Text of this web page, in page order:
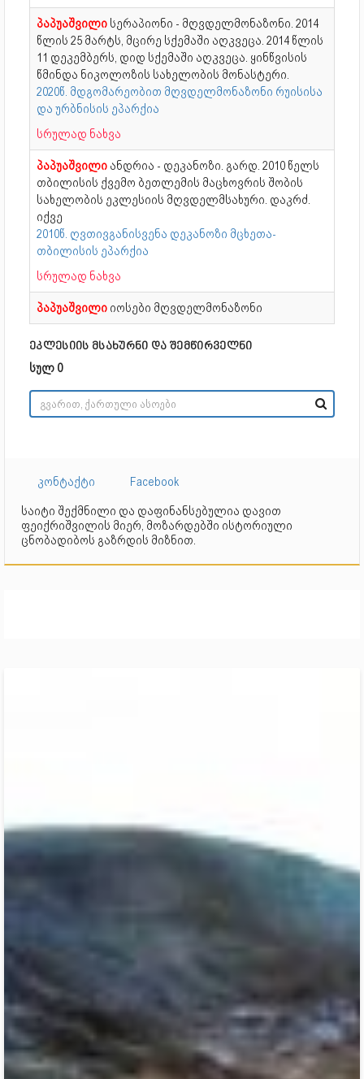
პაპუაშვილი სერაპიონი - მღვდელმონაზონი. 2014
წლის 25 მარტს, მცირე სქემაში აღკვეცა. 2014 წლის
11 დეკემბერს, დიდ სქემაში აღკვეცა. ყინწვისის
წმინდა ნიკოლოზის სახელობის მონასტერი.
2020წ. მდგომარეობით მღვდელმონაზონი რუისისა
და ურბნისის ეპარქია
სრულად ნახვა
პაპუაშვილი ანდრია - დეკანოზი. გარდ. 2010 წელს
თბილისის ქვემო ბეთლემის მაცხოვრის შობის
სახელობის ეკლესიის მღვდელმსახური. დაკრძ.
იქვე
2010წ. ღვთივგანისვენა დეკანოზი მცხეთა-
თბილისის ეპარქია
სრულად ნახვა
პაპუაშვილი იოსები მღვდელმონაზონი
ეკლესიის მსახურნი და შემწირველნი
სულ 0
კონტაქტი
Facebook
საიტი შექმნილი და დაფინანსებულია დავით
ფეიქრიშვილის მიერ, მოზარდებში ისტორიული
ცნობადიბოს გაზრდის მიზნით.